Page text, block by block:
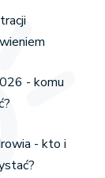
- komu
- kto i